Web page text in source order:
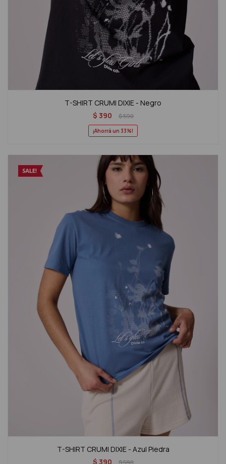
T-SHIRT CRUMI DIXIE - Negro
$ 390 $590
33
T-SHIRT CRUMI DIXIE - Azul Piedra
$ 390 $590